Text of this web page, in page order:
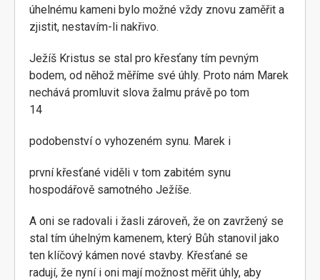
úhelnému kameni bylo možné vždy znovu zaměřit a
zjistit, nestavím-li nakřivo.
Ježíš Kristus se stal pro křesťany tím pevným
bodem, od něhož měříme své úhly. Proto nám Marek
nechává promluvit slova žalmu právě po tom
14
podobenství o vyhozeném synu. Marek i
první křesťané viděli v tom zabitém synu
hospodářově samotného Ježíše.
A oni se radovali i žasli zároveň, že on zavržený se
stal tím úhelným kamenem, který Bůh stanovil jako
ten klíčový kámen nové stavby. Křesťané se
radují, že nyní i oni mají možnost měřit úhly, aby